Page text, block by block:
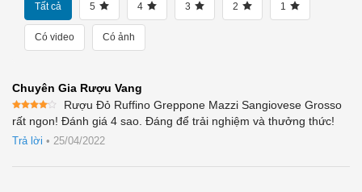
Tất cả 5 4 3 2 1
Có video Có ảnh
Chuyên Gia Rượu Vang
Được
xếp
hạng4
5 sao
Rượu Đỏ Ruffino Greppone Mazzi Sangiovese Grosso
rất ngon! Đánh giá 4 sao. Đáng để trải nghiệm và thưởng thức!
Trả lời • 25/04/2022